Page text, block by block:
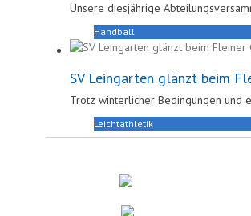
Unsere diesjährige
Handball
SV Leingarten glänzt beim
Trotz winterlicher Bedingungen und
Leichtathletik